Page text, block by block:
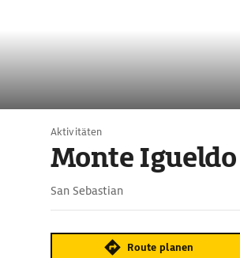
Aktivitäten
Monte Igueldo
San Sebastian
Route planen